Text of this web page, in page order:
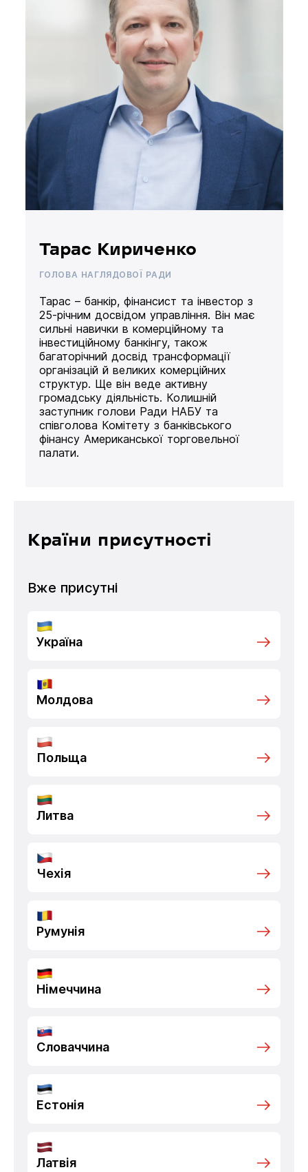
Тарас Кириченко
ГОЛОВА НАГЛЯДОВОЇ РАДИ
Тарас – банкір, фінансист та інвестор з
25-річним досвідом управління. Він має
сильні навички в комерційному та
інвестиційному банкінгу, також
багаторічний досвід трансформації
організацій й великих комерційних
структур. Ще він веде активну
громадську діяльність. Колишній
заступник голови Ради НАБУ та
співголова Комітету з банківського
фінансу Американської торговельної
палати.
Країни присутності
Вже присутні
Україна
Молдова
Польща
Литва
Чехія
Румунія
Німеччина
Словаччина
Естонія
Латвія